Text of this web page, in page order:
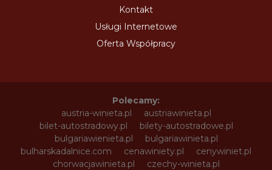
Kontakt
Usługi Internetowe
Oferta Współpracy
Polecamy:
austria-winieta.pl
austriawinieta.pl
bilet-autostradowy.pl
bilety-autostradowe.pl
bulgariawienieta.pl
bulgariawinieta.pl
bulharskadalnice.com
cenawiniety.pl
cenywiniet.pl
chorwacjawinieta.pl
czechy-winieta.pl